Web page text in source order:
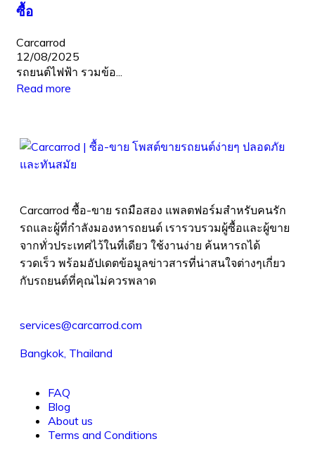
ซื้อ
Carcarrod
12/08/2025
รถยนต์ไฟฟ้า รวมข้อ...
Read more
Carcarrod ซื้อ-ขาย รถมือสอง แพลตฟอร์มสำหรับคนรัก
รถและผู้ที่กำลังมองหารถยนต์ เรารวบรวมผู้ซื้อและผู้ขาย
จากทั่วประเทศไว้ในที่เดียว ใช้งานง่าย ค้นหารถได้
รวดเร็ว พร้อมอัปเดตข้อมูลข่าวสารที่น่าสนใจต่างๆเกี่ยว
กับรถยนต์ที่คุณไม่ควรพลาด
services@carcarrod.com
Bangkok, Thailand
FAQ
Blog
About us
Terms and Conditions